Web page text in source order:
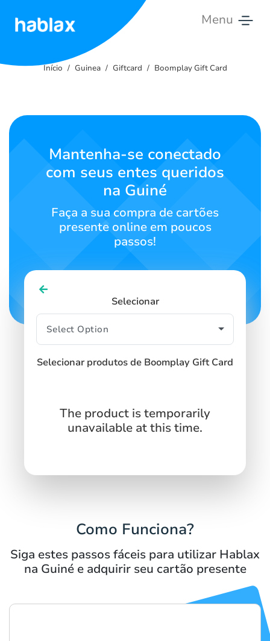
Menu
Tarifas
Contate-
Início Guinea Giftcard Boomplay Gift Card
Mantenha-se conectado
com seus entes queridos
na Guiné
Faça a sua compra de cartões
presente online em poucos
passos!
Selecionar
Selecionar produtos de Boomplay Gift Card
The product is temporarily
unavailable at this time.
Como Funciona?
Siga estes passos fáceis para utilizar Hablax
na Guiné e adquirir seu cartão presente